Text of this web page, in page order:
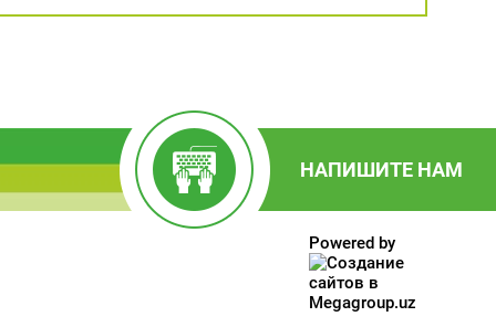
НАПИШИТЕ НАМ
Powered by